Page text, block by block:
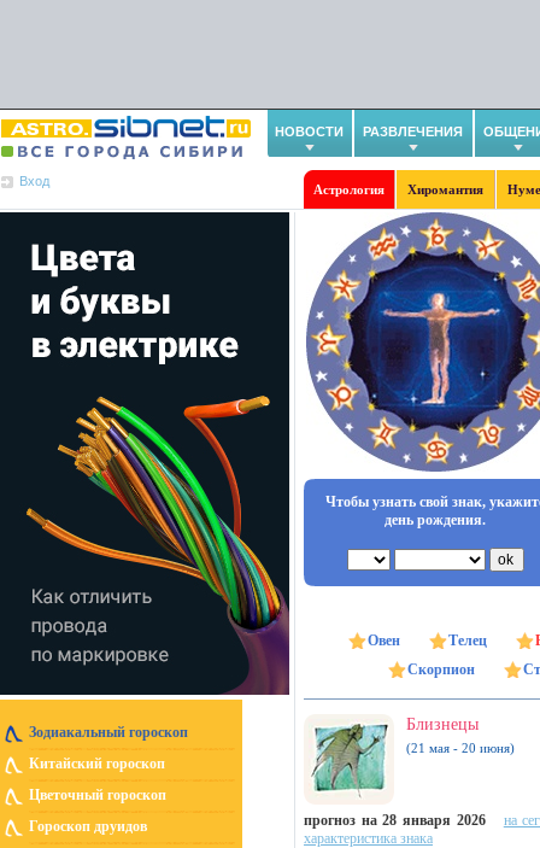
НОВОСТИ РАЗВЛЕЧЕНИЯ
Вход
Астрология Хиромантия
Зодиакальный гороскоп
Китайский гороскоп
Цветочный гороскоп
Гороскоп друидов
Чтобы узнать свой знак,
день рождения.
Овен Телец
Скорпион
Близнецы
(21 мая - 20 июня)
прогноз на 28 января 2026
на
характеристика знака